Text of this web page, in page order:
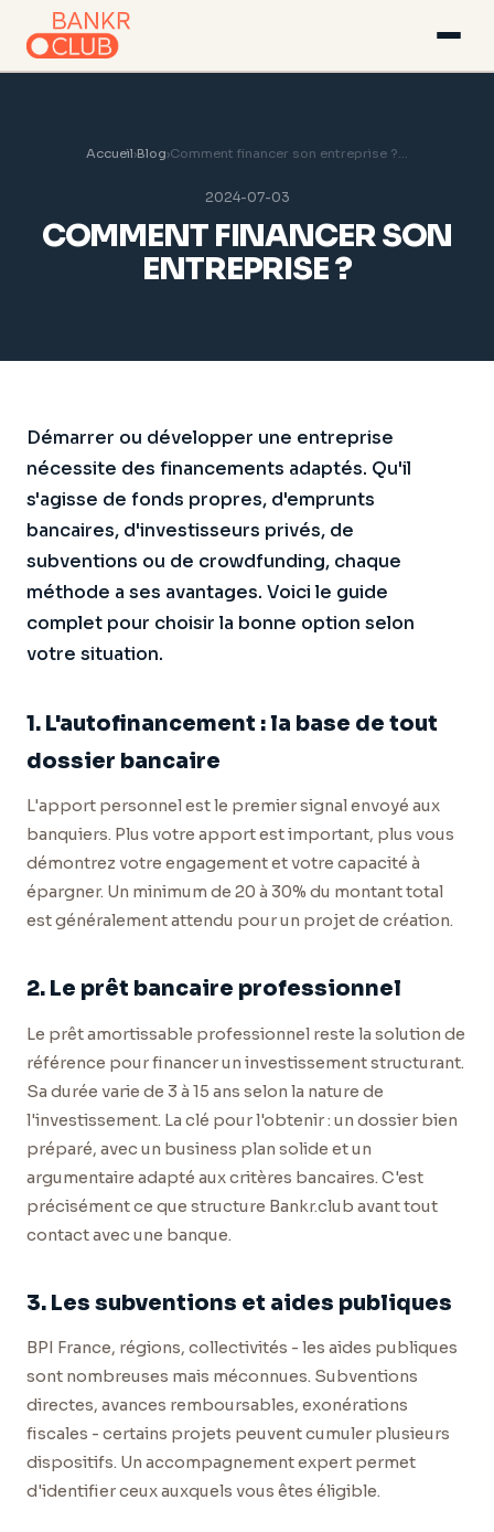
Accueil›Blog›Comment financer son entreprise ?...
2024-07-03
COMMENT FINANCER SON
ENTREPRISE ?
Démarrer ou développer une entreprise
nécessite des financements adaptés. Qu'il
s'agisse de fonds propres, d'emprunts
bancaires, d'investisseurs privés, de
subventions ou de crowdfunding, chaque
méthode a ses avantages. Voici le guide
complet pour choisir la bonne option selon
votre situation.
1. L'autofinancement : la base de tout
dossier bancaire
L'apport personnel est le premier signal envoyé aux
banquiers. Plus votre apport est important, plus vous
démontrez votre engagement et votre capacité à
épargner. Un minimum de 20 à 30% du montant total
est généralement attendu pour un projet de création.
2. Le prêt bancaire professionnel
Le prêt amortissable professionnel reste la solution de
référence pour financer un investissement structurant.
Sa durée varie de 3 à 15 ans selon la nature de
l'investissement. La clé pour l'obtenir : un dossier bien
préparé, avec un business plan solide et un
argumentaire adapté aux critères bancaires. C'est
précisément ce que structure Bankr.club avant tout
contact avec une banque.
3. Les subventions et aides publiques
BPI France, régions, collectivités - les aides publiques
sont nombreuses mais méconnues. Subventions
directes, avances remboursables, exonérations
fiscales - certains projets peuvent cumuler plusieurs
dispositifs. Un accompagnement expert permet
d'identifier ceux auxquels vous êtes éligible.